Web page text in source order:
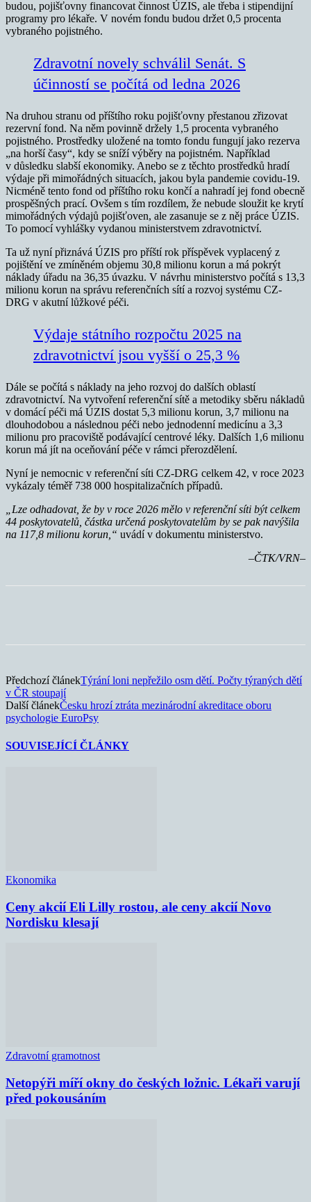
budou, pojišťovny financovat činnost ÚZIS, ale třeba i stipendijní
programy pro lékaře. V novém fondu budou držet 0,5 procenta
vybraného pojistného.
Zdravotní novely schválil Senát. S
účinností se počítá od ledna 2026
Na druhou stranu od příštího roku pojišťovny přestanou zřizovat
rezervní fond. Na něm povinně držely 1,5 procenta vybraného
pojistného. Prostředky uložené na tomto fondu fungují jako rezerva
„na horší časy“, kdy se sníží výběry na pojistném. Například
v důsledku slabší ekonomiky. Anebo se z těchto prostředků hradí
výdaje při mimořádných situacích, jakou byla pandemie covidu-19.
Nicméně tento fond od příštího roku končí a nahradí jej fond obecně
prospěšných prací. Ovšem s tím rozdílem, že nebude sloužit ke krytí
mimořádných výdajů pojišťoven, ale zasanuje se z něj práce ÚZIS.
To pomocí vyhlášky vydanou ministerstvem zdravotnictví.
Ta už nyní přiznává ÚZIS pro příští rok příspěvek vyplacený z
pojištění ve zmíněném objemu 30,8 milionu korun a má pokrýt
náklady úřadu na 36,35 úvazku. V návrhu ministerstvo počítá s 13,3
milionu korun na správu referenčních sítí a rozvoj systému CZ-
DRG v akutní lůžkové péči.
Výdaje státního rozpočtu 2025 na
zdravotnictví jsou vyšší o 25,3 %
Dále se počítá s náklady na jeho rozvoj do dalších oblastí
zdravotnictví. Na vytvoření referenční sítě a metodiky sběru nákladů
v domácí péči má ÚZIS dostat 5,3 milionu korun, 3,7 milionu na
dlouhodobou a následnou péči nebo jednodenní medicínu a 3,3
milionu pro pracoviště podávající centrové léky. Dalších 1,6 milionu
korun má jít na oceňování péče v rámci přerozdělení.
Nyní je nemocnic v referenční síti CZ-DRG celkem 42, v roce 2023
vykázaly téměř 738 000 hospitalizačních případů.
„Lze odhadovat, že by v roce 2026 mělo v referenční síti být celkem
44 poskytovatelů, částka určená poskytovatelům by se pak navýšila
na 117,8 milionu korun,“ uvádí v dokumentu ministerstvo.
–ČTK/VRN–
Předchozí článekTýrání loni nepřežilo osm dětí. Počty týraných dětí
v ČR stoupají
Další článekČesku hrozí ztráta mezinárodní akreditace oboru
psychologie EuroPsy
SOUVISEJÍCÍ ČLÁNKY
Ekonomika
Ceny akcií Eli Lilly rostou, ale ceny akcií Novo
Nordisku klesají
Zdravotní gramotnost
Netopýři míří okny do českých ložnic. Lékaři varují
před pokousáním